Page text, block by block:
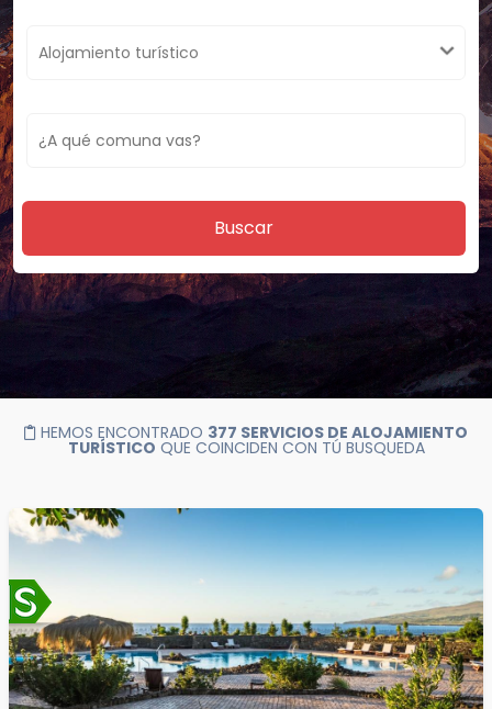
Buscar
HEMOS ENCONTRADO 377 SERVICIOS DE ALOJAMIENTO
TURÍSTICO QUE COINCIDEN CON TÚ BUSQUEDA